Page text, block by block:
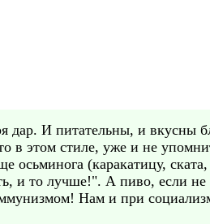
дар. И питательны, и вкусны
в этом стиле, уже и не
осьминога (каракатицу,
и то лучше!". А пиво, если
Нам и при